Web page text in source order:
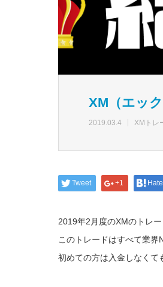
XM（エッ
2019.03.4 XMトレ
Tweet +1
2019年2月度のXMのトレー
このトレードはすべて業界
初めての方は入金しなくて